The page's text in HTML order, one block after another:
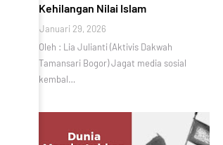
Kehilangan Nilai Islam
Januari 29, 2026
Oleh : Lia Julianti (Aktivis Dakwah
Tamansari Bogor) Jagat media sosial
kembal…